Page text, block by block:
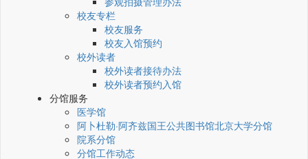
校友专栏
校友服务
校友入馆预约
校外读者
校外读者接待办法
校外读者预约入馆
分馆服务
医学馆
阿卜杜勒·阿齐兹国王公共图书馆北京大学分馆
院系分馆
分馆工作动态